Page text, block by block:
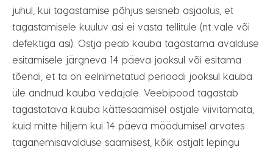
juhul, kui tagastamise põhjus seisneb asjaolus, et
tagastamisele kuuluv asi ei vasta tellitule (nt vale või
defektiga asi). Ostja peab kauba tagastama avalduse
esitamisele järgneva 14 päeva jooksul või esitama
tõendi, et ta on eelnimetatud perioodi jooksul kauba
üle andnud kauba vedajale. Veebipood tagastab
tagastatava kauba kättesaamisel ostjale viivitamata,
kuid mitte hiljem kui 14 päeva möödumisel arvates
taganemisavalduse saamisest, kõik ostjalt lepingu